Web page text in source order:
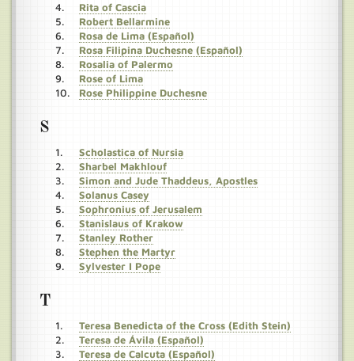
Rita of Cascia
Robert Bellarmine
Rosa de Lima (Español)
Rosa Filipina Duchesne (Español)
Rosalia of Palermo
Rose of Lima
Rose Philippine Duchesne
S
Scholastica of Nursia
Sharbel Makhlouf
Simon and Jude Thaddeus, Apostles
Solanus Casey
Sophronius of Jerusalem
Stanislaus of Krakow
Stanley Rother
Stephen the Martyr
Sylvester I Pope
T
Teresa Benedicta of the Cross (Edith Stein)
Teresa de Ávila (Español)
Teresa de Calcuta (Español)